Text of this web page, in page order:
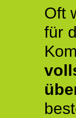
Oft
für